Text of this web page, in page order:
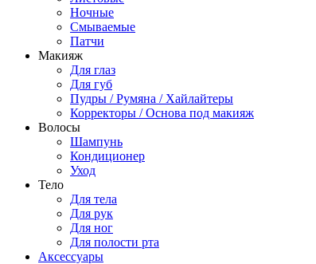
Ночные
Смываемые
Патчи
Макияж
Для глаз
Для губ
Пудры / Румяна / Хайлайтеры
Корректоры / Основа под макияж
Волосы
Шампунь
Кондиционер
Уход
Тело
Для тела
Для рук
Для ног
Для полости рта
Аксессуары